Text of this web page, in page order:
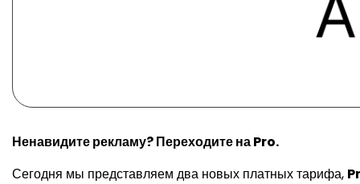
Ненавидите рекламу? Переходите на Pro.
Сегодня мы представляем два новых платных тарифа,